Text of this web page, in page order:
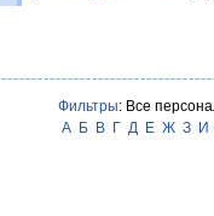
Фильтры: Все
А
Б В Г Д Е Ж З И